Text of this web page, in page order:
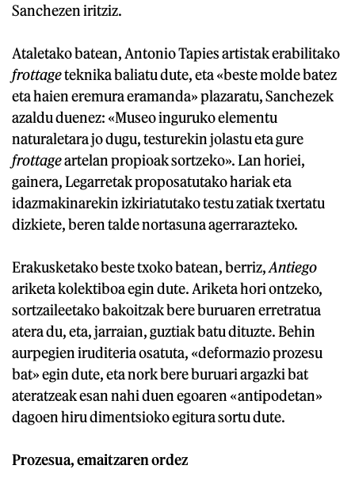
Sanchezen iritziz.
Ataletako batean, Antonio Tapies artistak erabilitako
frottageteknika baliatu dute, eta «beste molde batez
eta haien eremura eramanda» plazaratu, Sanchezek
azaldu duenez: «Museo inguruko elementu
naturaletara jo dugu, testurekin jolastu eta gure
frottageartelan propioak sortzeko». Lan horiei,
gainera, Legarretak proposatutako hariak eta
idazmakinarekin izkiriatutako testu zatiak txertatu
dizkiete, beren talde nortasuna agerrarazteko.
Erakusketako beste txoko batean, berriz,Antiego
ariketa kolektiboa egin dute. Ariketa hori ontzeko,
sortzaileetako bakoitzak bere buruaren erretratua
atera du, eta, jarraian, guztiak batu dituzte. Behin
aurpegien iruditeria osatuta, «deformazio prozesu
bat» egin dute, eta nork bere buruari argazki bat
ateratzeak esan nahi duen egoaren «antipodetan»
dagoen hiru dimentsioko egitura sortu dute.
Prozesua, emaitzaren ordez